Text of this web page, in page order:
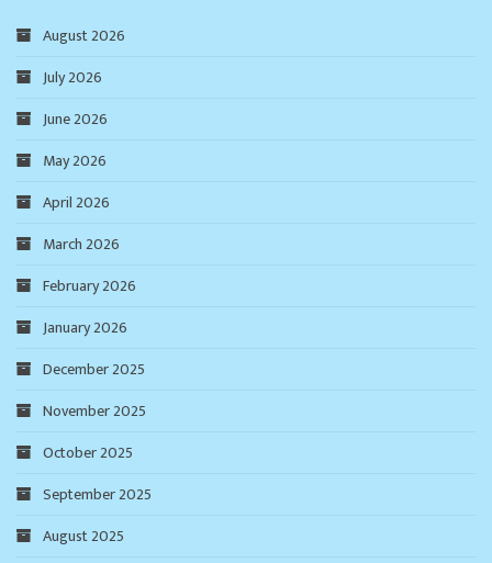
August 2026
July 2026
June 2026
May 2026
April 2026
March 2026
February 2026
January 2026
December 2025
November 2025
October 2025
September 2025
August 2025